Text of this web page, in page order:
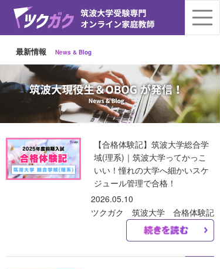
最新情報 News & Blog
【合格体験記】筑波大学総合学
域(理系)｜筑波大学ってかっこ
いい！憧れの大学へ細かいスケ
ジュール管理で合格！
2026.05.10
ツクガク 筑波大学 合格体験記